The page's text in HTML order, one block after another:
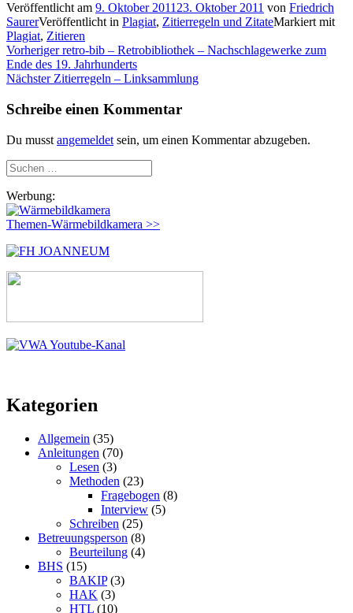
Veröffentlicht am 9. Oktober 2011 23. Oktober 2011 von Friedrich
SaurerVeröffentlicht in Plagiat, Zitierregeln und ZitateMarkiert mit
Plagiat, Zitieren
Beitragsnavigation
Vorheriger Vorheriger
Beitrag:
retro-bib – Retrobibliothek – Nachschlagewerke zum
Ende des 19. Jahrhunderts
Nächster Nächster
Zitierregeln – Linksammlung
Schreibe einen Kommentar
Du musst angemeldet sein, um einen Kommentar abzugeben.
Suchen
nach:
Werbung:
Themen-Wärmebildkamera >>
Kategorien
Allgemein (35)
Anleitungen (70)
Lesen (3)
Methoden (23)
Fragebogen (8)
Interview (5)
Schreiben (25)
Betreuungsperson (8)
Beurteilung (4)
BHS (15)
BAKIP(3)
HAK (3)
HTL (10)